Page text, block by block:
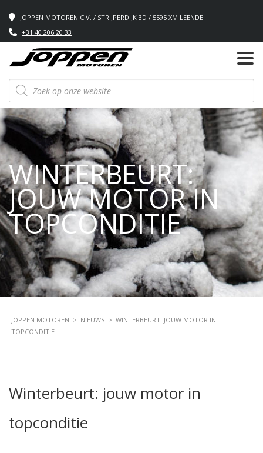
JOPPEN MOTOREN C.V. / STRIJPERDIJK 3D / 5595 XM LEENDE
+31 40 206 20 33
Producten
zoeken
WINTERBEURT:
JOUW MOTOR IN
TOPCONDITIE
JOPPEN MOTOREN > NIEUWS > WINTERBEURT: JOUW MOTOR IN
TOPCONDITIE
Winterbeurt: jouw motor in
topconditie